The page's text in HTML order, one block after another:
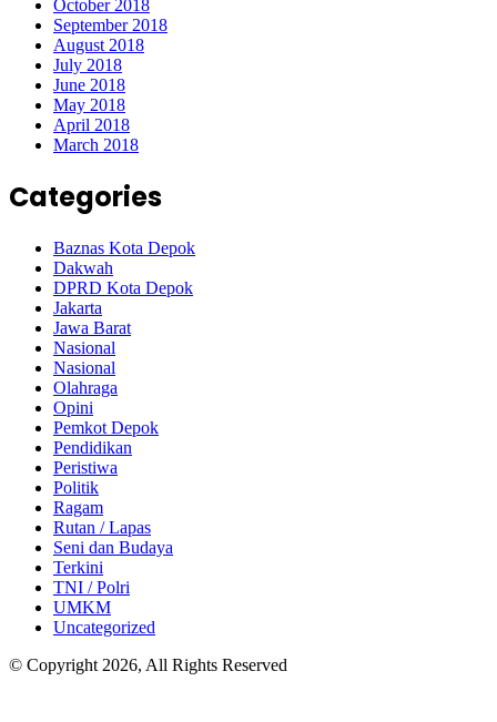
October 2018
September 2018
August 2018
July 2018
June 2018
May 2018
April 2018
March 2018
Categories
Baznas Kota Depok
Dakwah
DPRD Kota Depok
Jakarta
Jawa Barat
Nasional
Nasional
Olahraga
Opini
Pemkot Depok
Pendidikan
Peristiwa
Politik
Ragam
Rutan / Lapas
Seni dan Budaya
Terkini
TNI / Polri
UMKM
Uncategorized
© Copyright 2026, All Rights Reserved